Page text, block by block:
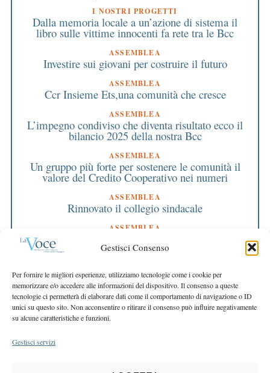
Gestisci Consenso
Per fornire le migliori esperienze, utilizziamo tecnologie come i cookie per
memorizzare e/o accedere alle informazioni del dispositivo. Il consenso a queste
tecnologie ci permetterà di elaborare dati come il comportamento di navigazione o ID
unici su questo sito. Non acconsentire o ritirare il consenso può influire negativamente
su alcune caratteristiche e funzioni.
Gestisci servizi
I NOSTRI PROGETTI
Dalla memoria locale a un’azione di sistema il
libro sulle vittime innocenti fa rete tra le Bcc
ASSEMBLEA
Investire sui giovani per costruire il futuro
ASSEMBLEA
Ccr Insieme Ets,una comunità che cresce
ASSEMBLEA
L’impegno condiviso che diventa risultato ecco il
bilancio 2025 della nostra Bcc
ASSEMBLEA
Un gruppo più forte per sostenere le comunità il
valore del Credito Cooperativo nei numeri
ASSEMBLEA
Rinnovato il collegio sindacale
ASSEMBLEA
Bilancio approvato all’unanimità e 2 milioni
destinati al territorio
EDITORIALE DIRETTORE
Crescere restando riconoscibili
EDITORIALE PRESIDENTE
Costruire futuro insieme